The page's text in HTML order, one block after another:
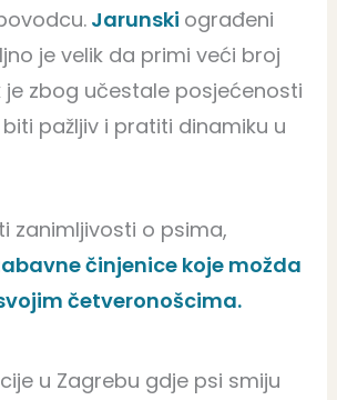
Jarunski ograđeni
je velik da primi veći broj
je zbog učestale posjećenosti
pažljiv i pratiti dinamiku u
zanimljivosti o psima,
činjenice koje možda
četveronošcima.
u Zagrebu gdje psi smiju